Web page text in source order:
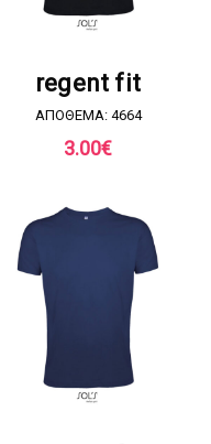
regent fit
ΑΠΟΘΕΜΑ: 4664
3.00€